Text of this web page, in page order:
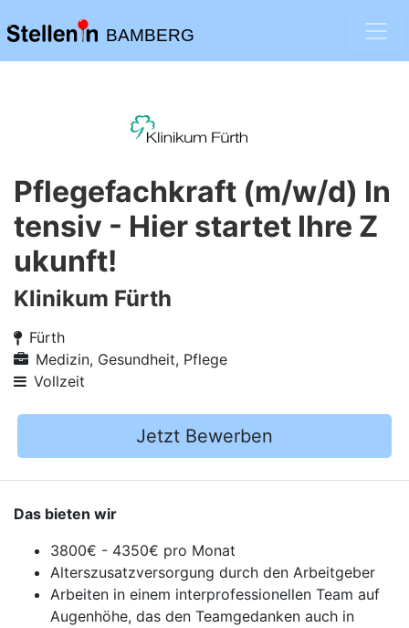
BAMBERG
Pflegefachkraft (m/w/d) In
tensiv - Hier startet Ihre Z
ukunft!
Klinikum Fürth
Fürth
Medizin, Gesundheit, Pflege
Vollzeit
Jetzt Bewerben
Das bieten wir
3800€ - 4350€ pro Monat
Alterszusatzversorgung durch den Arbeitgeber
Arbeiten in einem interprofessionellen Team auf
Augenhöhe, das den Teamgedanken auch in